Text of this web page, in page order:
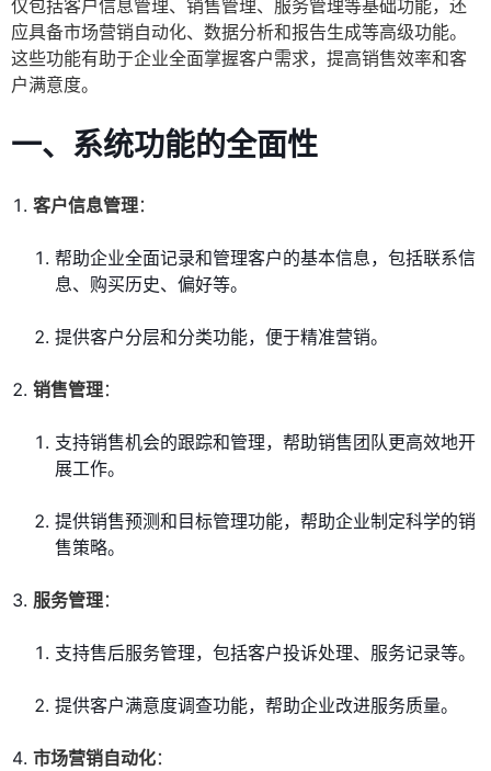
仅包括客户信息管理、销售管理、服务管理等基础功能，还
应具备市场营销自动化、数据分析和报告生成等高级功能。
这些功能有助于企业全面掌握客户需求，提高销售效率和客
户满意度。
一、系统功能的全面性
客户信息管理：
帮助企业全面记录和管理客户的基本信息，包括联系信
息、购买历史、偏好等。
提供客户分层和分类功能，便于精准营销。
销售管理：
支持销售机会的跟踪和管理，帮助销售团队更高效地开
展工作。
提供销售预测和目标管理功能，帮助企业制定科学的销
售策略。
服务管理：
支持售后服务管理，包括客户投诉处理、服务记录等。
提供客户满意度调查功能，帮助企业改进服务质量。
市场营销自动化：